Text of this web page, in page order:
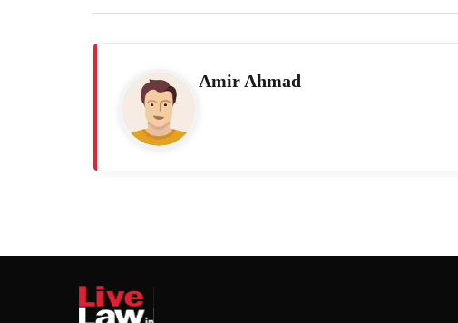
Amir Ahmad